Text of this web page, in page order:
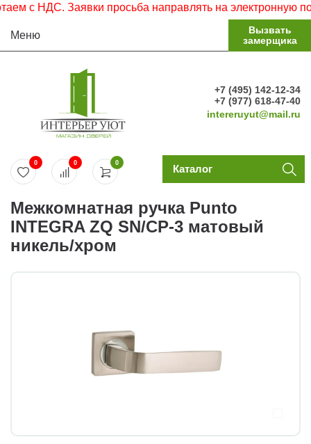
с НДС. Заявки просьба направлять на электронную
Меню
Вызвать
замерщика
+7 (495) 142-12-34
+7 (977) 618-47-40
intereruyut@mail.ru
0
0 0 Каталог
Межкомнатная ручка Punto
INTEGRA ZQ SN/CP-3 матовый
никель/хром